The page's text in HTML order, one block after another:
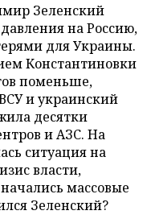
Зеленский
на Россию,
для Украины.
Константиновки
поменьше,
и украинский
десятки
и АЗС. На
ситуация на
власти,
массовые
Зеленский?